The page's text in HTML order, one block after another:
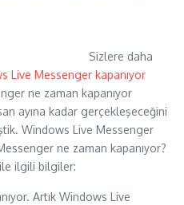
Sizlere daha
Live Messenger kapanıyor
ne zaman kapanıyor
ayına kadar gerçekleşeceğini
Windows Live Messenger
ne zaman kapanıyor?
ilgili bilgiler:
Artık Windows Live